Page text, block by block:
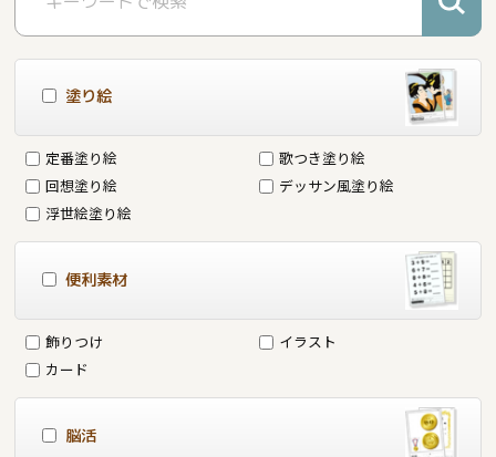
塗り絵
定番塗り絵
歌つき塗り絵
回想塗り絵
デッサン風塗り絵
浮世絵塗り絵
便利素材
飾りつけ
イラスト
カード
脳活